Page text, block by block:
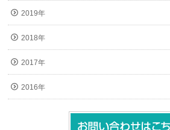
2019年
2018年
2017年
2016年